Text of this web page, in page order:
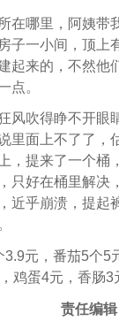
在哪里，阿姨带
子一小间，顶上
起来的，不然他
点。
风吹得睁不开眼
里面上不了了，
，提来了一个桶
只好在桶里解决
近乎崩溃，提起
3.9元，番茄5个5
鸡蛋4元，香肠3
责任编